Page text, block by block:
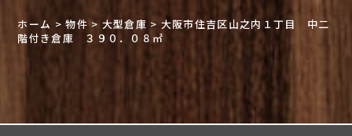
ホーム >物件> 大型倉庫 > 大阪市住吉区山之内１丁目 中二
階付き倉庫 ３９０．０８㎡